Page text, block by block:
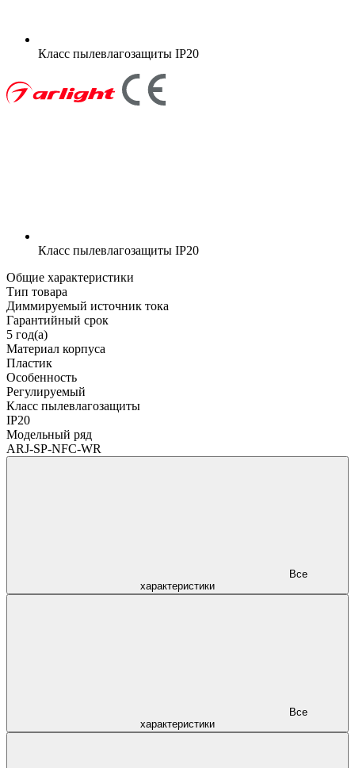
Класс пылевлагозащиты IP20
Класс пылевлагозащиты IP20
Общие характеристики
Тип товара
Диммируемый источник тока
Гарантийный срок
5 год(а)
Материал корпуса
Пластик
Особенность
Регулируемый
Класс пылевлагозащиты
IP20
Модельный ряд
ARJ-SP-NFC-WR
характеристики
характеристики